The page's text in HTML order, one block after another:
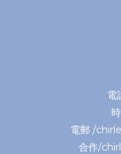
電
電郵 /
合作/